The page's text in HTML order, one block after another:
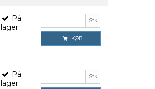
På
lager
Stk
KØB
På
lager
Stk